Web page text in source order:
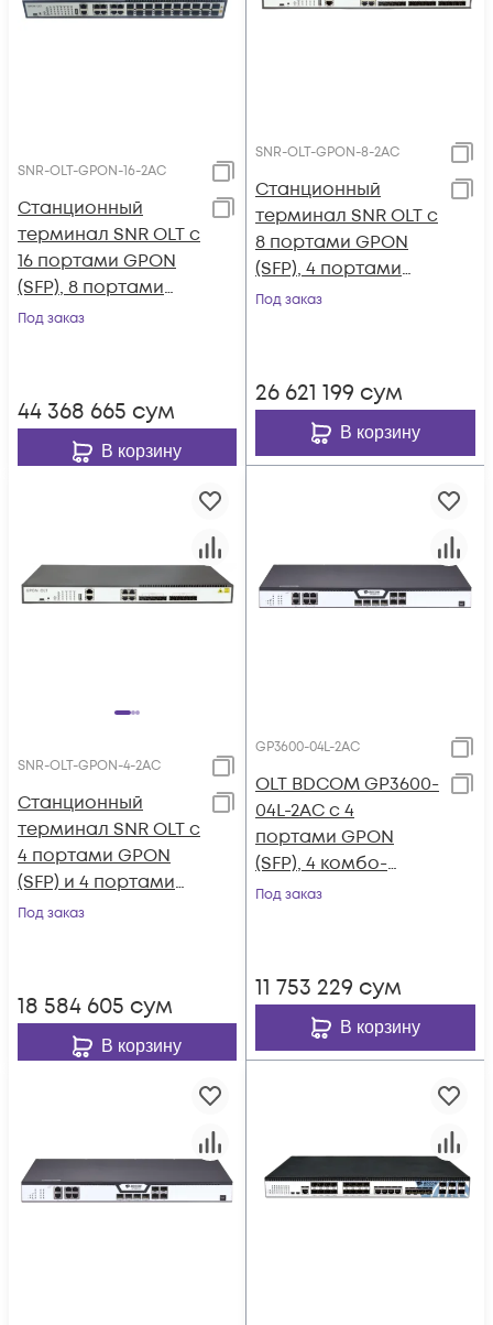
SNR-OLT-GPON-16-2AC
Станционный
терминал SNR OLT с
16 портами GPON
(SFP), 8 портами
10G/SFP+, 8 комбо-
Под заказ
44 368 665 сум
В корзину
SNR-OLT-GPON-8-2AC
Станционный
терминал SNR OLT с
8 портами GPON
(SFP), 4 портами
10G/SFP+, 4 комбо-
Под заказ
26 621 199 сум
В корзину
SNR-OLT-GPON-4-2AC
Станционный
терминал SNR OLT с
4 портами GPON
(SFP) и 4 портами
10G/SFP+, 4 портами
Под заказ
18 584 605 сум
В корзину
GP3600-04L-2AC
OLT BDCOM GP3600-
04L-2AC с 4
портами GPON
(SFP), 4 комбо-
портами, 4хSFP, 4
Под заказ
11 753 229 сум
В корзину